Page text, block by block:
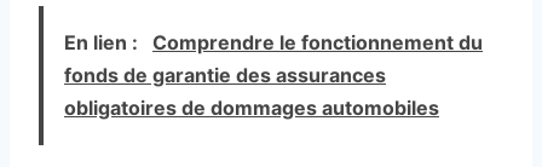
En lien :
Comprendre le fonctionnement du
fonds de garantie des assurances
obligatoires de dommages automobiles